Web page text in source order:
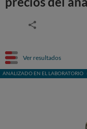
Ver resultados
ANALIZADO EN EL LABORATORIO